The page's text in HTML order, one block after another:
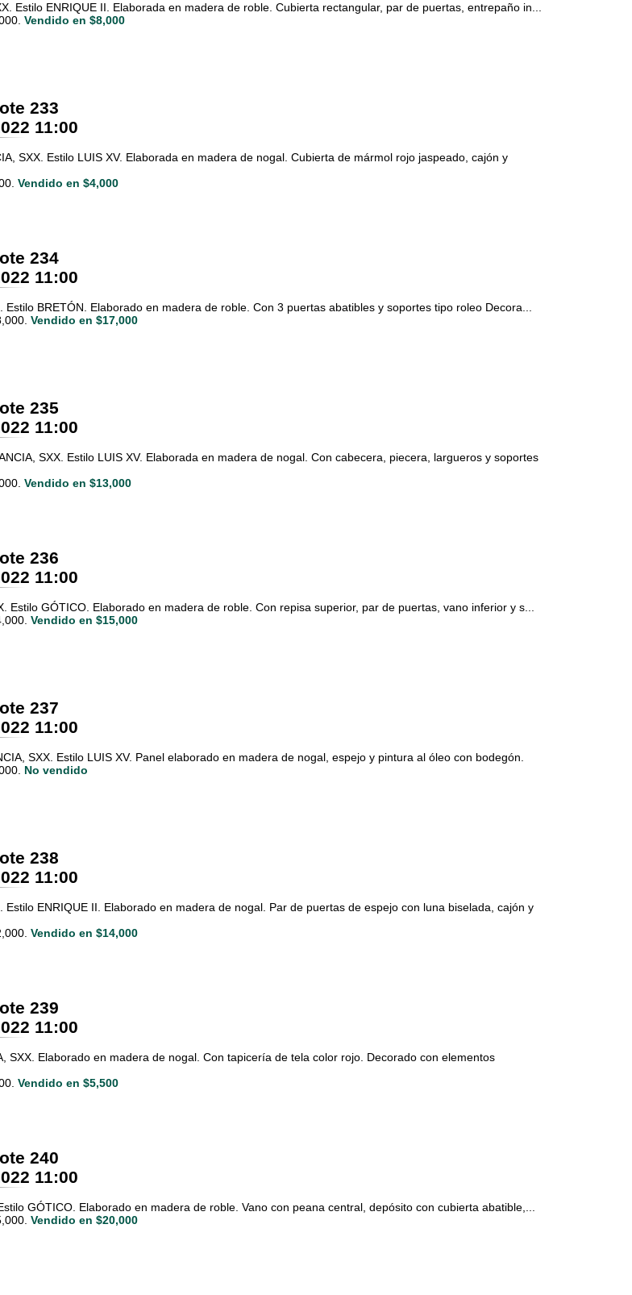
Estilo ENRIQUE II. Elaborada en madera de roble. Cubierta rectangular, par de puertas, entrepaño in...
Vendido en $8,000
233
11:00
SXX. Estilo LUIS XV. Elaborada en madera de nogal. Cubierta de mármol rojo jaspeado, cajón y
Vendido en $4,000
234
11:00
Estilo BRETÓN. Elaborado en madera de roble. Con 3 puertas abatibles y soportes tipo roleo Decora...
Vendido en $17,000
235
11:00
SXX. Estilo LUIS XV. Elaborada en madera de nogal. Con cabecera, piecera, largueros y soportes
Vendido en $13,000
236
11:00
Estilo GÓTICO. Elaborado en madera de roble. Con repisa superior, par de puertas, vano inferior y s...
Vendido en $15,000
237
11:00
SXX. Estilo LUIS XV. Panel elaborado en madera de nogal, espejo y pintura al óleo con bodegón.
No vendido
238
11:00
Estilo ENRIQUE II. Elaborado en madera de nogal. Par de puertas de espejo con luna biselada, cajón y
Vendido en $14,000
239
11:00
SXX. Elaborado en madera de nogal. Con tapicería de tela color rojo. Decorado con elementos
Vendido en $5,500
240
11:00
GÓTICO. Elaborado en madera de roble. Vano con peana central, depósito con cubierta abatible,...
Vendido en $20,000